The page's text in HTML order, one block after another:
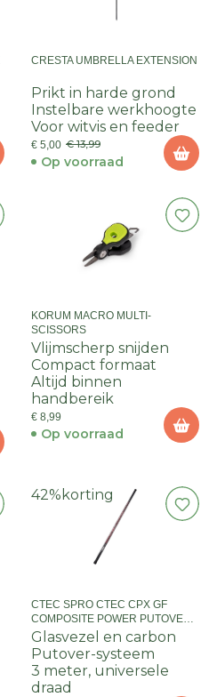
CRESTA UMBRELLA EXTENSION
Prikt in harde grond
Instelbare werkhoogte
Voor witvis en feeder
€ 5,00 € 13,99
Op voorraad
KORUM MACRO MULTI-
SCISSORS
Vlijmscherp snijden
Compact formaat
Altijd binnen
handbereik
€ 8,99
Op voorraad
42% korting
CTEC SPRO CTEC CPX GF
COMPOSITE POWER PUTOVER
LANDINGNET HANDLE 300
Glasvezel en carbon
Putover-systeem
3 meter, universele
draad